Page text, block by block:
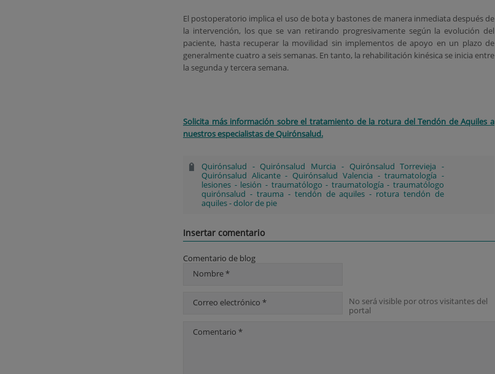
El postoperatorio implica el uso de bota y bastones de manera inmediata después de
la intervención, los que se van retirando progresivamente según la evolución del
paciente, hasta recuperar la movilidad sin implementos de apoyo en un plazo de
generalmente cuatro a seis semanas. En tanto, la rehabilitación kinésica se inicia entre
la segunda y tercera semana.
Solicita más información sobre el tratamiento de la rotura del Tendón de Aquiles a
nuestros especialistas de Quirónsalud.
Quirónsalud -Quirónsalud Murcia - Quirónsalud Torrevieja -
Quirónsalud Alicante-Quirónsalud Valencia -traumatología -
lesiones - lesión - traumatólogo - traumatología - traumatólogo
quirónsalud - trauma - tendón de aquiles - rotura tendón de
aquiles-dolor de pie
Insertar comentario
Comentario de blog
Nombre *
Correo electrónico *
No será visible por otros visitantes del
portal
Comentario *